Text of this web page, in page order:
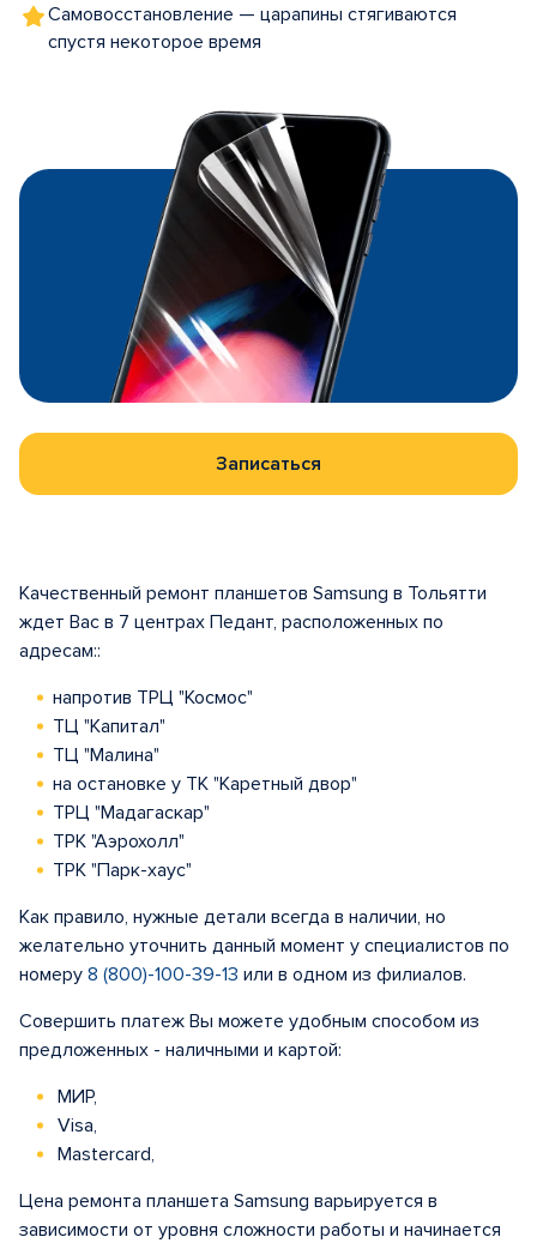
Самовосстановление — царапины стягиваются
спустя некоторое время
Записаться
Качественный ремонт планшетов Samsung в Тольятти
ждет Вас в 7 центрах Педант, расположенных по
адресам::
напротив ТРЦ "Космос"
ТЦ "Капитал"
ТЦ "Малина"
на остановке у ТК "Каретный двор"
ТРЦ "Мадагаскар"
ТРК "Аэрохолл"
ТРК "Парк-хаус"
Как правило, нужные детали всегда в наличии, но
желательно уточнить данный момент у специалистов по
номеру 8 (800)-100-39-13 или в одном из филиалов.
Совершить платеж Вы можете удобным способом из
предложенных - наличными и картой:
МИР,
Visa,
Mastercard,
Цена ремонта планшета Samsung варьируется в
зависимости от уровня сложности работы и начинается